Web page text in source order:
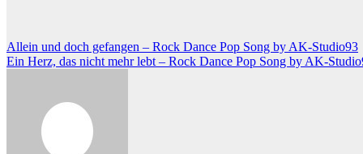
Beitragsnavigation
Allein und doch gefangen – Rock Dance Pop Song by AK-Studio93
Ein Herz, das nicht mehr lebt – Rock Dance Pop Song by AK-